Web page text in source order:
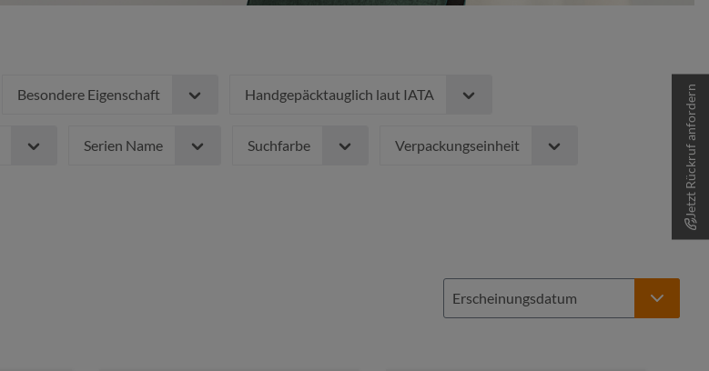
Besondere Eigenschaft Handgepäcktauglich laut IATA
Serien Name Suchfarbe Verpackungseinheit Jetzt Rückruf anfordern